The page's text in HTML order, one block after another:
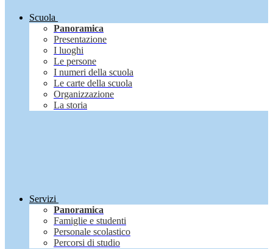
Scuola
Panoramica
Presentazione
I luoghi
Le persone
I numeri della scuola
Le carte della scuola
Organizzazione
La storia
Servizi
Panoramica
Famiglie e studenti
Personale scolastico
Percorsi di studio